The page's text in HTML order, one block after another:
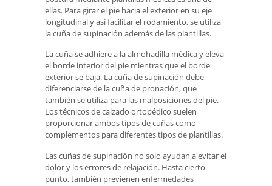
ellas. Para girar el pie hacia el exterior en su eje
longitudinal y así facilitar el rodamiento, se utiliza
la cuña de supinación además de las plantillas.
La cuña se adhiere a la almohadilla médica y eleva
el borde interior del pie mientras que el borde
exterior se baja. La cuña de supinación debe
diferenciarse de la cuña de pronación, que
también se utiliza para las malposiciones del pie.
Los técnicos de calzado ortopédico suelen
proporcionar ambos tipos de cuñas como
complementos para diferentes tipos de plantillas.
Las cuñas de supinación no solo ayudan a evitar el
dolor y los errores de relajación. Hasta cierto
punto, también previenen enfermedades